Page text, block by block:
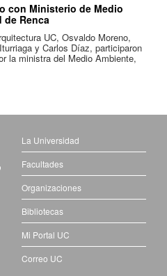
con Ministerio de Medio
Renca
UC, Osvaldo Moreno,
y Carlos Díaz, participaron
la ministra del Medio Ambiente,
La Universidad
Facultades
Organizaciones
Bibliotecas
Mi Portal UC
Correo UC